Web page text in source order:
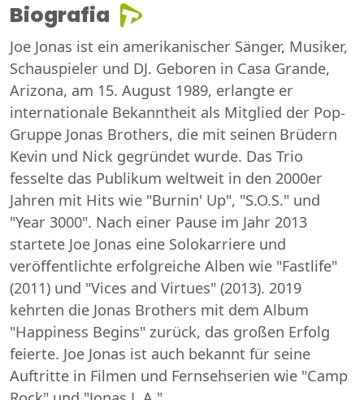
Biografia
Joe Jonas ist ein amerikanischer Sänger, Musiker,
Schauspieler und DJ. Geboren in Casa Grande,
Arizona, am 15. August 1989, erlangte er
internationale Bekanntheit als Mitglied der Pop-
Gruppe Jonas Brothers, die mit seinen Brüdern
Kevin und Nick gegründet wurde. Das Trio
fesselte das Publikum weltweit in den 2000er
Jahren mit Hits wie "Burnin' Up", "S.O.S." und
"Year 3000". Nach einer Pause im Jahr 2013
startete Joe Jonas eine Solokarriere und
veröffentlichte erfolgreiche Alben wie "Fastlife"
(2011) und "Vices and Virtues" (2013). 2019
kehrten die Jonas Brothers mit dem Album
"Happiness Begins" zurück, das großen Erfolg
feierte. Joe Jonas ist auch bekannt für seine
Auftritte in Filmen und Fernsehserien wie "Camp